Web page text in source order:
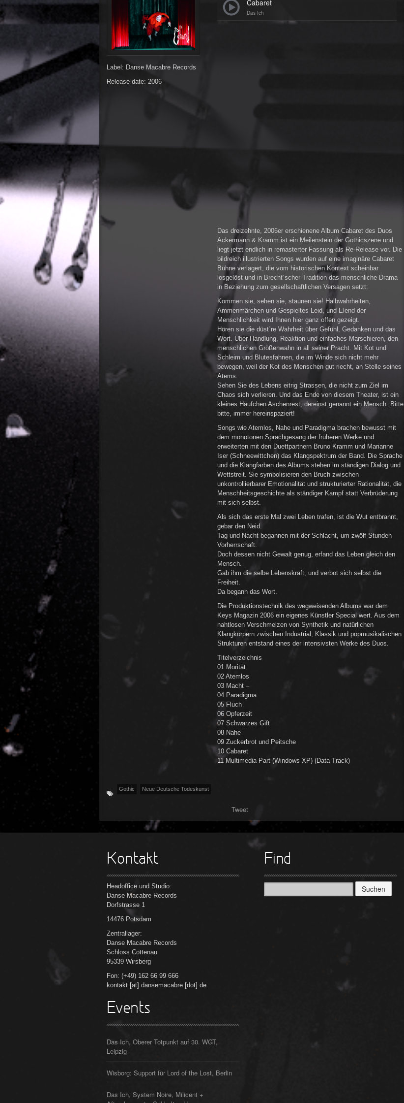
Label: Danse Macabre Records
Release date: 2006
Cabaret
Das Ich
Das dreizehnte, 2006er erschienene Album Cabaret des Duos
Ackermann & Kramm ist ein Meilenstein der Gothicszene und
liegt jetzt endlich in remasterter Fassung als Re-Release vor. Die
bildreich illustrierten Songs wurden auf eine imaginäre Cabaret
Bühne verlagert, die vom historischen Kontext scheinbar
losgelöst und in Brecht´scher Tradition das menschliche Drama
in Beziehung zum gesellschaftlichen Versagen setzt:
Kommen sie, sehen sie, staunen sie! Halbwahrheiten,
Ammenmärchen und Gespieltes Leid, und Elend der
Menschlichkeit wird Ihnen hier ganz offen gezeigt.
Hören sie die düst´re Wahrheit über Gefühl, Gedanken und das
Wort. Über Handlung, Reaktion und einfaches Marschieren, den
menschlichen Größenwahn in all seiner Pracht. Mit Kot und
Schleim und Blutesfahnen, die im Winde sich nicht mehr
bewegen, weil der Kot des Menschen gut riecht, an Stelle seines
Atems.
Sehen Sie des Lebens eitrig Strassen, die nicht zum Ziel im
Chaos sich verlieren. Und das Ende von diesem Theater, ist ein
kleines Häufchen Aschenrest, dereinst genannt ein Mensch. Bitte
bitte, immer hereinspaziert!
Songs wie Atemlos, Nahe und Paradigma brachen bewusst mit
dem monotonen Sprachgesang der früheren Werke und
erweiterten mit den Duettpartnern Bruno Kramm und Marianne
Iser (Schneewittchen) das Klangspektrum der Band. Die Sprache
und die Klangfarben des Albums stehen im ständigen Dialog und
Wettstreit. Sie symbolisieren den Bruch zwischen
unkontrollierbarer Emotionalität und strukturierter Rationalität, die
Menschheitsgeschichte als ständiger Kampf statt Verbrüderung
mit sich selbst.
Als sich das erste Mal zwei Leben trafen, ist die Wut entbrannt,
gebar den Neid.
Tag und Nacht begannen mit der Schlacht, um zwölf Stunden
Vorherrschaft.
Doch dessen nicht Gewalt genug, erfand das Leben gleich den
Mensch.
Gab ihm die selbe Lebenskraft, und verbot sich selbst die
Freiheit.
Da begann das Wort.
Die Produktionstechnik des wegweisenden Albums war dem
Keys Magazin 2006 ein eigenes Künstler Special wert. Aus dem
nahtlosen Verschmelzen von Synthetik und natürlichen
Klangkörpern zwischen Industrial, Klassik und popmusikalischen
Strukturen entstand eines der intensivsten Werke des Duos.
Titelverzeichnis
01 Morität
02 Atemlos
03 Macht –
04 Paradigma
05 Fluch
06 Opferzeit
07 Schwarzes Gift
08 Nahe
09 Zuckerbrot und Peitsche
10 Cabaret
11 Multimedia Part (Windows XP) (Data Track)
Gothic Neue Deutsche Todeskunst
Tweet
Kontakt
Headoffice und Studio:
Danse Macabre Records
Dorfstrasse 1
14476 Potsdam
Zentrallager:
Danse Macabre Records
Schloss Cottenau
95339 Wirsberg
Fon: (+49) 162 66 99 666
kontakt [at] dansemacabre [dot] de
Events
Das Ich, Oberer Totpunkt auf 30. WGT,
Leipzig
Wisborg: Support für Lord of the Lost, Berlin
Das Ich, System Noire, Milicent +
Find
Suchen
nach: